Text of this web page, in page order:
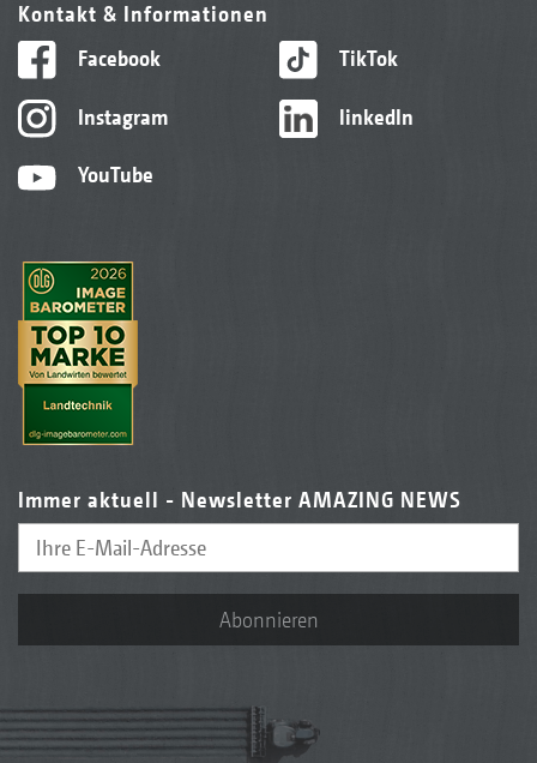
Kontakt & Informationen
Facebook
Instagram
YouTube
TikTok
linkedIn
Immer aktuell - Newsletter AMAZING NEWS
Abonnieren